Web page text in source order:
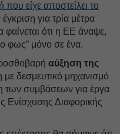
που είχε αποστείλει το
για τρία μέτρα
φαίνεται ότι η ΕΕ άναψε,
φως” μόνο σε ένα.
αύξηση της
δεσμευτικό μηχανισμό
των συμβάσεων για έργα
Ενίσχυσης Διαφορικής